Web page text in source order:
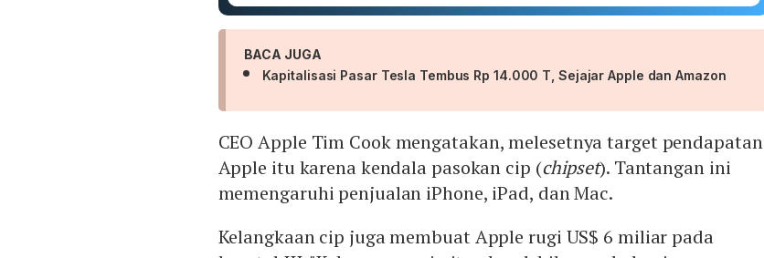
BACA JUGA
Kapitalisasi Pasar Tesla Tembus Rp 14.000 T, Sejajar Apple dan Amazon
CEO Apple Tim Cook mengatakan, melesetnya target pendapatan
Apple itu karena kendala pasokan cip (chipset). Tantangan ini
memengaruhi penjualan iPhone, iPad, dan Mac.
Kelangkaan cip juga membuat Apple rugi US$ 6 miliar pada